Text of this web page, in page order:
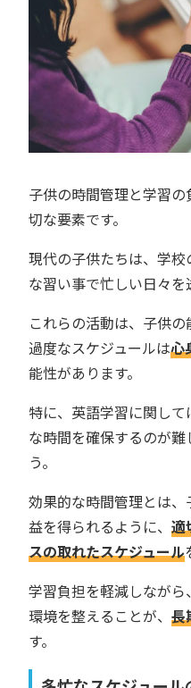
子供の時間管理と学習
切な要素です。
現代の子供たちは、学
な習い事で忙しい日々を
これらの活動は、子供の
過度なスケジュールは心
能性があります。
特に、英語学習に関し
な時間を確保するのが
う。
効果的な時間管理とは
益を得られるように、 適
スの取れたスケジュール
学習負担を軽減しなが
環境を整えることが、 長
す。